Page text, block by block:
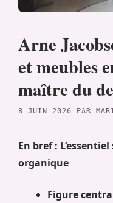
Arne
et meubles
maître du
8 JUIN 2026 PAR
En bref :
organique
Figure